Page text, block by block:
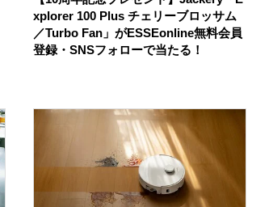
xplorer 100 Plus チェリーブロッサム
／Turbo Fan」がESSEonline無料会員
登録・SNSフォローで当たる！